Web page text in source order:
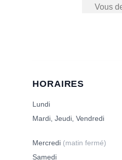
Vous
HORAIRES
Lundi
Mardi, Jeudi, Vendredi
Mercredi (matin fermé)
Samedi